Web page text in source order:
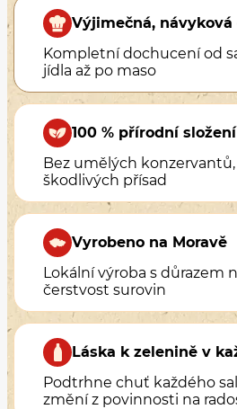
Výjimečná,
Kompletní dochucení od
jídla až po maso
100 % přírodní složení
Bez umělých
škodlivých přísad
Vyrobeno na Moravě
Lokální výroba s důrazem
čerstvost surovin
Láska k zelenině v
Podtrhne chuť každého
změní z povinnosti na